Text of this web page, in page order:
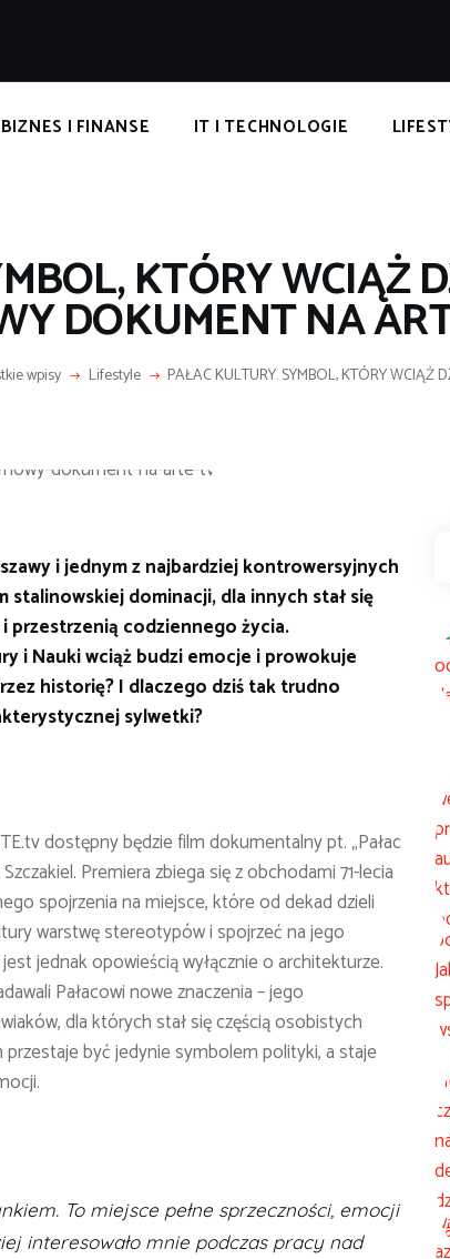
BIZNES I FINANSE IT I TECHNOLOGIE
KTÓRY WCIĄŻ
DOKUMENT NA
wpisy Lifestyle PAŁAC KULTURY. SYMBOL, KTÓRY WCIĄŻ
i jednym z najbardziej kontrowersyjnych
dominacji, dla innych stał się
przestrzenią codziennego życia.
i Nauki wciąż budzi emocje i prowokuje
historię? I dlaczego dziś tak trudno
sylwetki?
dostępny będzie film dokumentalny pt. „Pałac
Premiera zbiega się z obchodami 71-lecia
spojrzenia na miejsce, które od dekad dzieli
warstwę stereotypów i spojrzeć na jego
jednak opowieścią wyłącznie o architekturze.
Pałacowi nowe znaczenia – jego
dla których stał się częścią osobistych
być jedynie symbolem polityki, a staje
To miejsce pełne sprzeczności, emocji
interesowało mnie podczas pracy nad